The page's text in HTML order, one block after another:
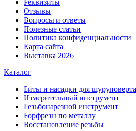
Реквизиты
Отзывы
Вопросы и ответы
Полезные статьи
Политика конфиденциальности
Карта сайта
Выставка 2026
Каталог
Биты и насадки для шуруповерта
Измерительный инструмент
Резьбонарезной инструмент
Борфрезы по металлу
Восстановление резьбы